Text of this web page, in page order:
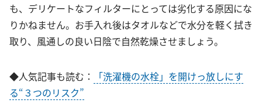
も、デリケートなフィルターにとっては劣化する原因にな
りかねません。お手入れ後はタオルなどで水分を軽く拭き
取り、風通しの良い日陰で自然乾燥させましょう。
◆人気記事も読む：
「洗濯機の水栓」を開けっ放しにす
る“３つのリスク”